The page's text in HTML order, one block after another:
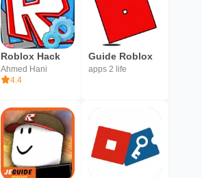
Roblox Hack
Ahmed Hani
4.4
Guide Roblox
apps 2 life